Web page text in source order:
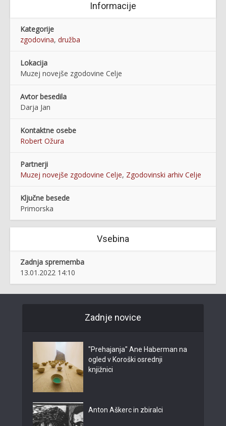
Informacije
Kategorije
zgodovina, družba
Lokacija
Muzej novejše zgodovine Celje
Avtor besedila
Darja Jan
Kontaktne osebe
Robert Ožura
Partnerji
Muzej novejše zgodovine Celje, Zgodovinski arhiv Celje
Ključne besede
Primorska
Vsebina
Zadnja sprememba
13.01.2022 14:10
Zadnje novice
"Prehajanja" Ane Haberman na
ogled v Koroški osrednji
knjižnici
Anton Aškerc in zbiralci